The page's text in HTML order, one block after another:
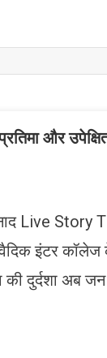
और
Live
इंटर
की दुर्दशा